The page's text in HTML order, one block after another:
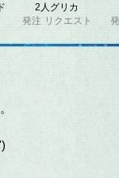
2人グリカ
発注 リクエスト